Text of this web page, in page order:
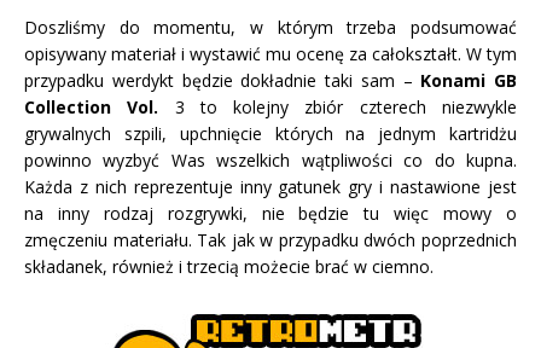
Doszliśmy do momentu, w którym trzeba podsumować
opisywany materiał i wystawić mu ocenę za całokształt. W tym
przypadku werdykt będzie dokładnie taki sam – Konami GB
Collection Vol. 3 to kolejny zbiór czterech niezwykle
grywalnych szpili, upchnięcie których na jednym kartridżu
powinno wyzbyć Was wszelkich wątpliwości co do kupna.
Każda z nich reprezentuje inny gatunek gry i nastawione jest
na inny rodzaj rozgrywki, nie będzie tu więc mowy o
zmęczeniu materiału. Tak jak w przypadku dwóch poprzednich
składanek, również i trzecią możecie brać w ciemno.